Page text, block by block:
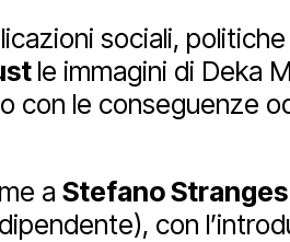
sociali,
le immagini di Deka
con le conseguenze
a Stefano Stranges
con